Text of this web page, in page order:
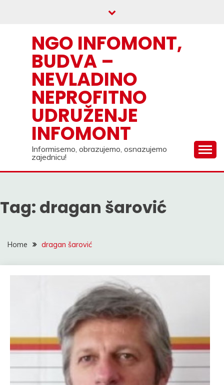
NGO INFOMONT,
BUDVA –
NEVLADINO
NEPROFITNO
UDRUŽENJE
INFOMONT
Informisemo, obrazujemo, osnazujemo
zajednicu!
Tag: dragan šarović
Home dragan šarović